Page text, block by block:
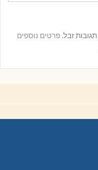
פרטים נוספים